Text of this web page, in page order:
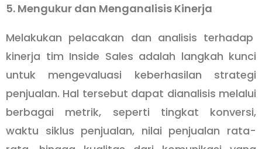
5. Mengukur dan Menganalisis Kinerja
Melakukan pelacakan dan analisis terhadap
kinerja tim Inside Sales adalah langkah kunci
untuk mengevaluasi keberhasilan strategi
penjualan. Hal tersebut dapat dianalisis melalui
berbagai metrik, seperti tingkat konversi,
waktu siklus penjualan, nilai penjualan rata-